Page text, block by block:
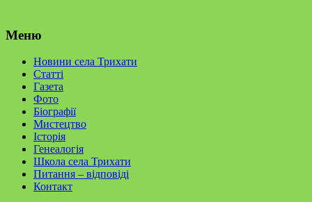
Меню
Новини села Трихати
Статті
Газета
Фото
Біографії
Мистецтво
Історія
Генеалогія
Школа села Трихати
Питання – відповіді
Контакт